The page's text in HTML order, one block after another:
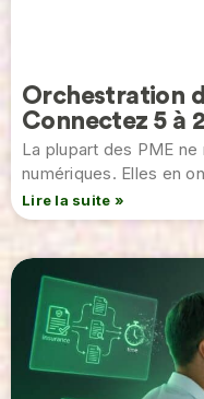
Orchestration
Connectez 5 à
La plupart des PME ne
numériques. Elles en
Lire la suite »